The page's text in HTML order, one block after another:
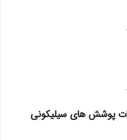
پوشش های سیلیکونی